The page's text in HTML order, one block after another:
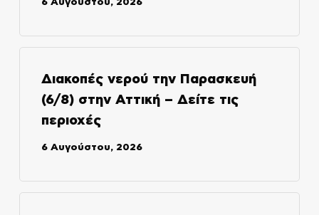
Διακοπές νερού την Παρασκευή
(6/8) στην Αττική – Δείτε τις
περιοχές
6 Αυγούστου, 2026